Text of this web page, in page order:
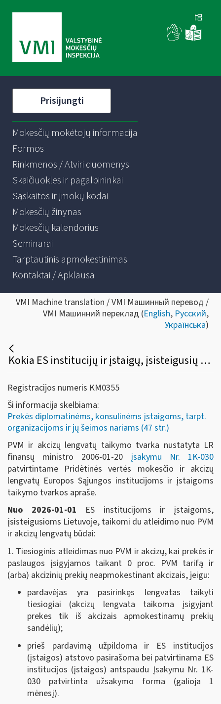
Prisijungti
Mokesčių mokėtojų informacija
Formos
Rinkmenos / Atviri duomenys
Skaičiuoklės ir pagalbininkai
Sąskaitos ir įmokų kodai
Mokesčių žinynas
Mokesčių kalendorius
Seminarai
Tarptautinis apmokestinimas
Kontaktai / Apklausa
VMI Machine translation / VMI Машинный перевод /
VMI Машинний переклад (English, Русский,
Українська)
Kokia ES institucijų ir įstaigų, įsisteigusių Lietuvoje, PVM ir akcizų lengvatų taikymo ir susigrąžinimo tvarka?
Registracijos numeris KM0355
Ši informacija skelbiama:
Prekės diplomatinėms, konsulinėms įstaigoms, tarpt.
organizacijoms ir jų šeimos nariams (47 str.)
PVM ir akcizų lengvatų taikymo tvarka nustatyta LR
finansų ministro 2006-01-20 įsakymu Nr. 1K-030
patvirtintame Pridėtinės vertės mokesčio ir akcizų
lengvatų Europos Sąjungos institucijoms ir įstaigoms
taikymo tvarkos apraše.
Nuo 2026-01-01 ES institucijoms ir įstaigoms,
įsisteigusioms Lietuvoje, taikomi du atleidimo nuo PVM
ir akcizų lengvatų būdai:
1. Tiesioginis atleidimas nuo PVM ir akcizų, kai prekės ir
paslaugos įsigyjamos taikant 0 proc. PVM tarifą ir
(arba) akcizinių prekių neapmokestinant akcizais, jeigu:
pardavėjas yra pasirinkęs lengvatas taikyti
tiesiogiai (akcizų lengvata taikoma įsigyjant
prekes tik iš akcizais apmokestinamų prekių
sandėlių);
prieš pardavimą užpildoma ir ES institucijos
(įstaigos) atstovo pasirašoma bei patvirtinama ES
institucijos (įstaigos) antspaudu Įsakymu Nr. 1K-
030 patvirtinta užsakymo forma (galioja 1
mėnesį).